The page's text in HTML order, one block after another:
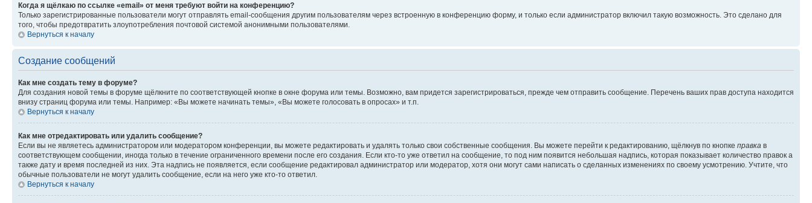
Когда я щёлкаю по ссылке «email» от меня требуют войти на конференцию?
Только зарегистрированные пользователи могут отправлять email-сообщения другим пользователям через встроенную в конференцию форму, и только если администратор включил такую возможность. Это сделано для
того, чтобы предотвратить злоупотребления почтовой системой анонимными пользователями.
Вернуться к началу
Создание сообщений
Как мне создать тему в форуме?
Для создания новой темы в форуме щёлкните по соответствующей кнопке в окне форума или темы. Возможно, вам придется зарегистрироваться, прежде чем отправить сообщение. Перечень ваших прав доступа находится
внизу страниц форума или темы. Например: «Вы можете начинать темы», «Вы можете голосовать в опросах» и т.п.
Вернуться к началу
Как мне отредактировать или удалить сообщение?
Если вы не являетесь администратором или модератором конференции, вы можете редактировать и удалять только свои собственные сообщения. Вы можете перейти к редактированию, щёлкнув по кнопке правка в
соответствующем сообщении, иногда только в течение ограниченного времени после его создания. Если кто-то уже ответил на сообщение, то под ним появится небольшая надпись, которая показывает количество правок а
также дату и время последней из них. Эта надпись не появляется, если сообщение редактировал администратор или модератор, хотя они могут сами написать о сделанных изменениях по своему усмотрению. Учтите, что
обычные пользователи не могут удалить сообщение, если на него уже кто-то ответил.
Вернуться к началу